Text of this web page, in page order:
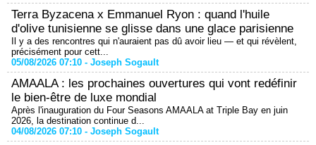
Terra Byzacena x Emmanuel Ryon : quand l'huile
d'olive tunisienne se glisse dans une glace parisienne
Il y a des rencontres qui n'auraient pas dû avoir lieu — et qui révèlent,
précisément pour cett...
05/08/2026 07:10 - Joseph Sogault
AMAALA : les prochaines ouvertures qui vont redéfinir
le bien-être de luxe mondial
Après l'inauguration du Four Seasons AMAALA at Triple Bay en juin
2026, la destination continue d...
04/08/2026 07:10 - Joseph Sogault